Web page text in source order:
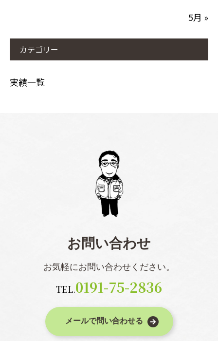
5月 »
カテゴリー
実績一覧
お問い合わせ
お気軽にお問い合わせください。
TEL.0191-75-2836
メールで問い合わせる